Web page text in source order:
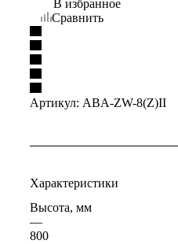
В избранное
Сравнить
Артикул: ABA-ZW-8(Z)II
Характеристики
Высота, мм
—
800